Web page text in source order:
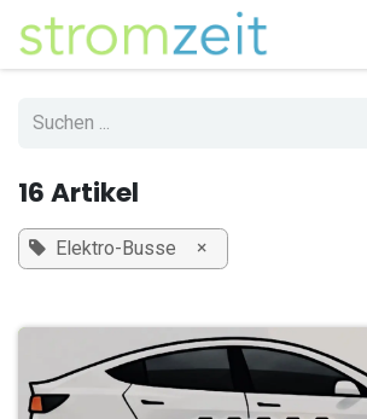
Zum Inhalt springen
16 Artikel
Elektro-Busse ×